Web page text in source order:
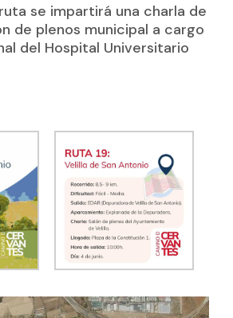
se impartirá una charla de
de plenos municipal a cargo
del Hospital Universitario